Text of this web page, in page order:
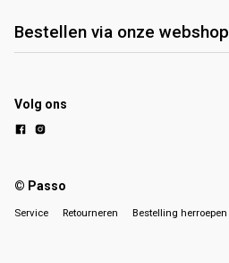
Bestellen via onze webshop
Volg ons
© Passo
Service Retourneren Bestelling herroepen